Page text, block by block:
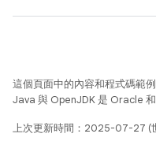
這個頁面中的內容和程式碼範
Java 與 OpenJDK 是 Oracle
上次更新時間：2025-07-27 (